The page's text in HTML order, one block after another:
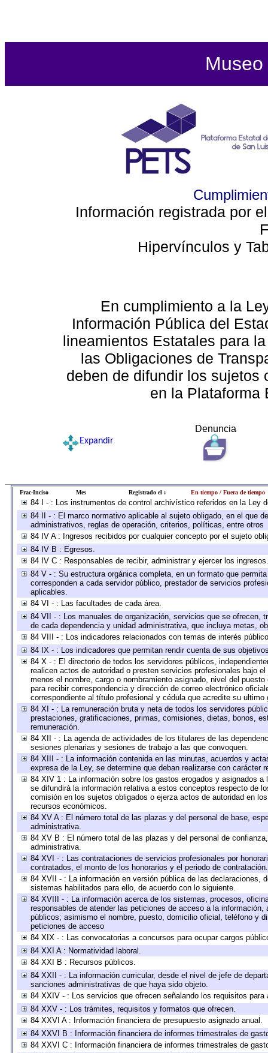
Información registrada por
Hipervínculos y
En cumplimiento a la
Información Pública del
lineamientos Estatales para
las Obligaciones de
deben de difundir los sujetos
en la Plataforma
Denuncia
Expandir
Frac-Inciso Mes Registrado el : En tiempo / Fuera de tiempo
84 I - : Los instrumentos de control archivístico referidos en la Ley
84 II - : El marco normativo aplicable al sujeto obligado, en el que
administrativos, reglas de operación, criterios, políticas, entre otros
84 IV A : Ingresos recibidos por cualquier concepto por el sujeto
84 IV B : Egresos.
84 IV C : Responsables de recibir, administrar y ejercer los ingresos.
84 V - : Su estructura orgánica completa, en un formato que
corresponden a cada servidor público, prestador de servicios
aplicables.
84 VI - : Las facultades de cada área.
84 VII - : Los manuales de organización, servicios que se
de cada dependencia y unidad administrativa, que incluya metas,
84 VIII - : Los indicadores relacionados con temas de interés
84 IX - : Los indicadores que permitan rendir cuenta de sus
84 X - : El directorio de todos los servidores públicos,
realicen actos de autoridad o presten servicios profesionales bajo
menos el nombre, cargo o nombramiento asignado, nivel del
para recibir correspondencia y dirección de correo electrónico
correspondiente al título profesional y cédula que acredite su ultimo
84 XI - : La remuneración bruta y neta de todos los servidores
prestaciones, gratificaciones, primas, comisiones, dietas, bonos,
remuneración.
84 XII - : La agenda de actividades de los titulares de las
sesiones plenarias y sesiones de trabajo a las que convoquen.
84 XIII - : La información contenida en las minutas, acuerdos y
expresa de la Ley, se determine que deban realizarse con carácter
84 XIV 1 : La información sobre los gastos erogados y asignados
se difundirá la información relativa a estos conceptos respecto de
comisión en los sujetos obligados o ejerza actos de autoridad en
recursos económicos.
84 XV A : El número total de las plazas y del personal de base,
administrativa.
84 XV B : El número total de las plazas y del personal de
administrativa.
84 XVI - : Las contrataciones de servicios profesionales por
contratados, el monto de los honorarios y el periodo de contratación.
84 XVII - : La información en versión pública de las
sistemas habilitados para ello, de acuerdo con lo siguiente.
84 XVIII - : La información acerca de los sistemas, procesos,
responsables de atender las peticiones de acceso a la
públicos; asimismo el nombre, puesto, domicilio oficial, teléfono y
peticiones de acceso
84 XIX - : Las convocatorias a concursos para ocupar cargos
84 XXI A : Normatividad laboral.
84 XXI B : Recursos públicos.
84 XXII - : La información curricular, desde el nivel de jefe de
sanciones administrativas de que haya sido objeto.
84 XXIV - : Los servicios que ofrecen señalando los requisitos para
84 XXV - : Los trámites, requisitos y formatos que ofrecen.
84 XXVI A : Información financiera de presupuesto asignado anual.
84 XXVI B : Información financiera de informes trimestrales de
84 XXVI C : Información financiera de informes trimestrales de